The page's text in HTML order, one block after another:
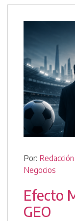
Por:
Negocios
Efecto
GEO